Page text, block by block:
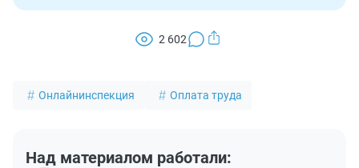
2 602
Онлайнинспекция Оплата труда
Над материалом работали: